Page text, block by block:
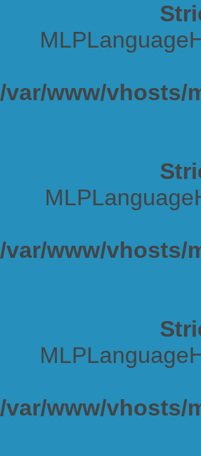
/var/www/vhosts/
/var/www/vhosts/
/var/www/vhosts/